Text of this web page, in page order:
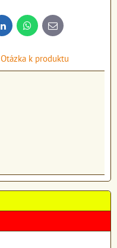
LinkedInWhatsApp
E-
mail
Otázka k produktu